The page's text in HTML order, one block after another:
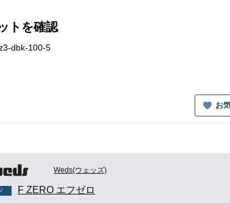
トを確認
dbk-100-5
お
Weds(ウェッズ)
F ZERO エフゼロ